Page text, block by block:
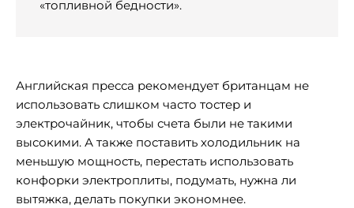
«топливной бедности».
Английская пресса рекомендует британцам не
использовать слишком часто тостер и
электрочайник, чтобы счета были не такими
высокими. А также поставить холодильник на
меньшую мощность, перестать использовать
конфорки электроплиты, подумать, нужна ли
вытяжка, делать покупки экономнее.